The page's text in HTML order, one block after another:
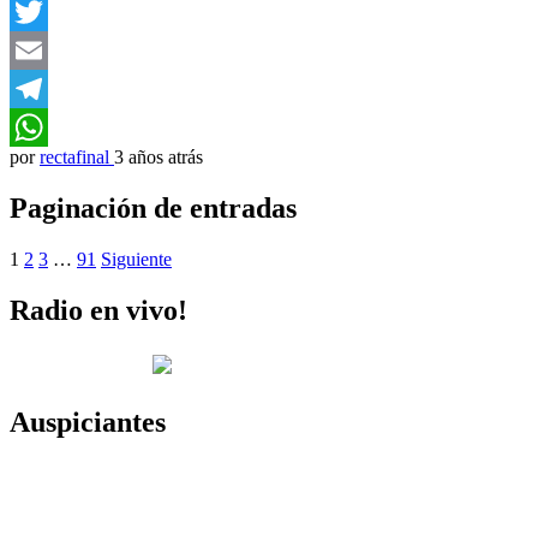
Facebook
Twitter
Email
Telegram
WhatsApp
por rectafinal 3 años atrás
Paginación de entradas
1 2 3 … 91 Siguiente
Radio en vivo!
Auspiciantes